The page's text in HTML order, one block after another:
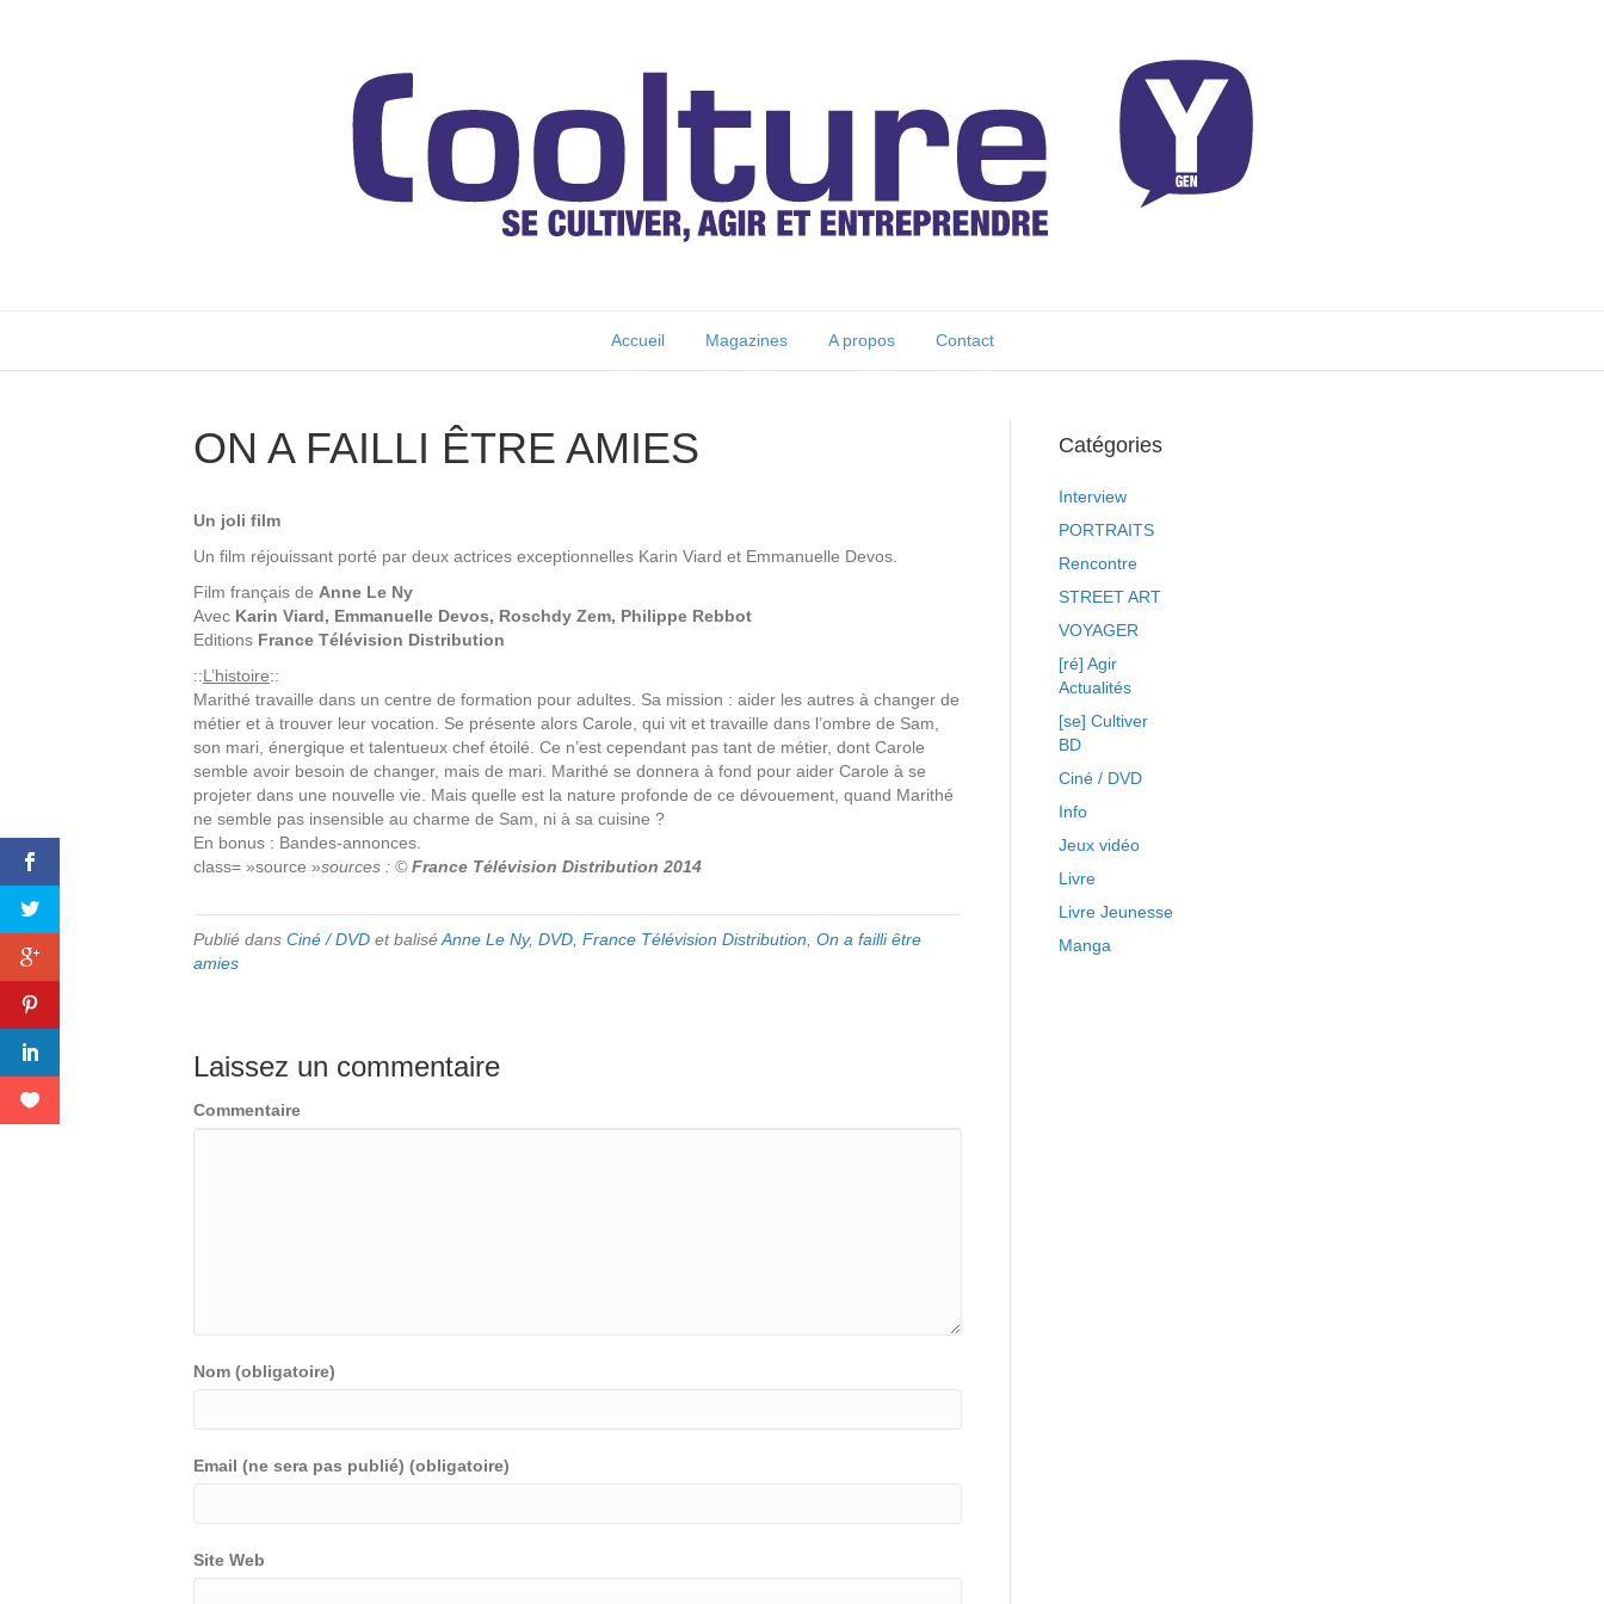
Accueil Magazines A propos Contact
ON A FAILLI ÊTRE AMIES
Un joli film
Un film réjouissant porté par deux actrices exceptionnelles Karin Viard et Emmanuelle Devos.
Film français de Anne Le Ny
Avec Karin Viard, Emmanuelle Devos, Roschdy Zem, Philippe Rebbot
Editions France Télévision Distribution
::L’histoire::
Marithé travaille dans un centre de formation pour adultes. Sa mission : aider les autres à changer de
métier et à trouver leur vocation. Se présente alors Carole, qui vit et travaille dans l’ombre de Sam,
son mari, énergique et talentueux chef étoilé. Ce n’est cependant pas tant de métier, dont Carole
semble avoir besoin de changer, mais de mari. Marithé se donnera à fond pour aider Carole à se
projeter dans une nouvelle vie. Mais quelle est la nature profonde de ce dévouement, quand Marithé
ne semble pas insensible au charme de Sam, ni à sa cuisine ?
En bonus : Bandes-annonces.
class= »source »sources : ©France Télévision Distribution 2014
Publié dans Ciné / DVD et baliséAnne Le Ny, DVD France Télévision Distribution On a failli être
amies
Laissez un commentaire
Commentaire
Nom (obligatoire)
Email (ne sera pas publié) (obligatoire)
Site Web
Catégories
Interview
PORTRAITS
Rencontre
STREET ART
VOYAGER
[ré] Agir
Actualités
[se] Cultiver
BD
Ciné / DVD
Info
Jeux vidéo
Livre
Livre Jeunesse
Manga